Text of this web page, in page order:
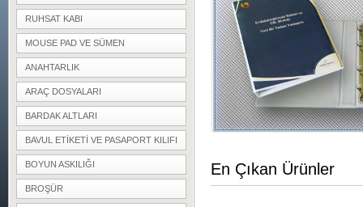
RUHSAT KABI
MOUSE PAD VE SÜMEN
ANAHTARLIK
ARAÇ DOSYALARI
BARDAK ALTLARI
BAVUL ETIKETI VE PASAPORT KILIFI
BOYUN ASKILIĞI
BROŞÜR
En Çıkan Ürünler